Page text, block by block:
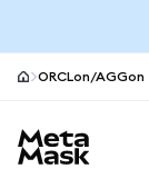
ORCLon/AGGon